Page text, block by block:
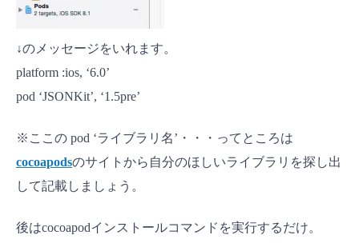
↓のメッセージをいれます。
platform :ios, ‘6.0’
pod ‘JSONKit’, ‘1.5pre’
※ここの pod ‘ライブラリ名’・・・ってところは
cocoapodsのサイトから自分のほしいライブラリを探し出
して記載しましょう。
後はcocoapodインストールコマンドを実行するだけ。